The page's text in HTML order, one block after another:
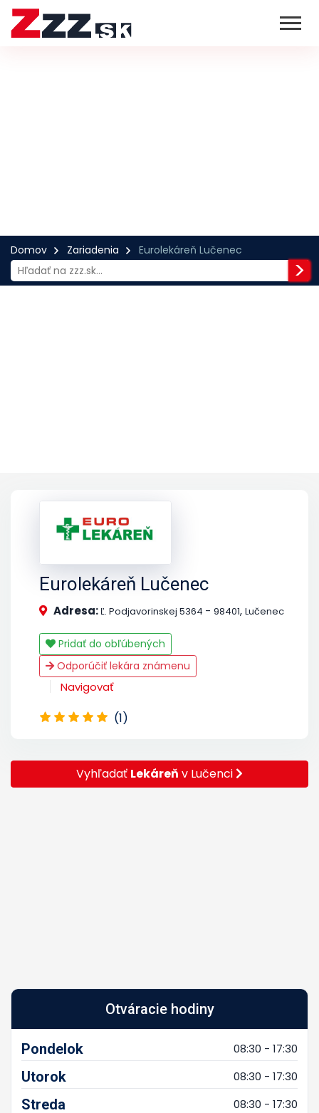
Domov Zariadenia Eurolekáreň Lučenec
Eurolekáreň Lučenec
Adresa: Ľ. Podjavorinskej 5364 - 98401, Lučenec
Pridať do obľúbených
Odporúčiť lekára známenu
Navigovať
(1)
Vyhľadať Lekáreň v Lučenci
Otváracie hodiny
Pondelok 08:30 - 17:30
Utorok 08:30 - 17:30
Streda 08:30 - 17:30